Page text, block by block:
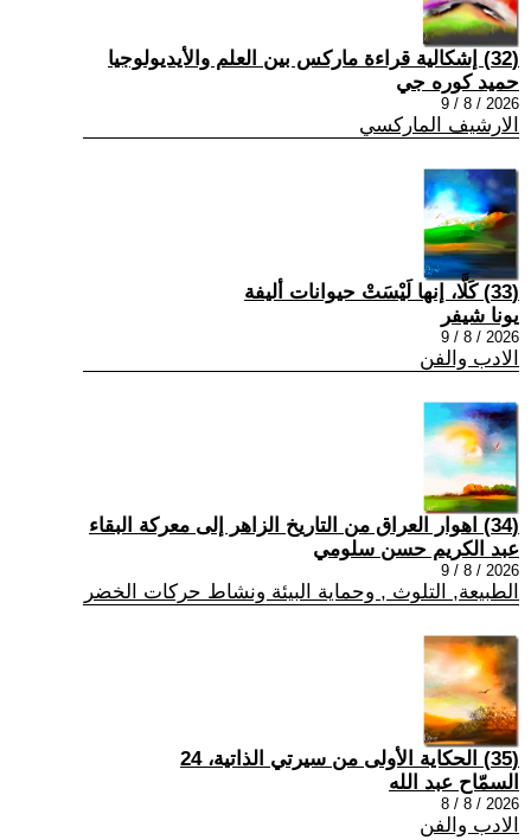
(32) إشكالية قراءة ماركس بين العلم والأيديولوجيا
حميد كوره جي
2026 / 8 / 9
الارشيف الماركسي
(33) كَلَّا، إنها لَيْسَتْ حيوانات أليفة
يونا شيفر
2026 / 8 / 9
الادب والفن
(34) اهوار العراق من التاريخ الزاهر إلى معركة البقاء
عبد الكريم حسن سلومي
2026 / 8 / 9
الطبيعة, التلوث , وحماية البيئة ونشاط حركات الخضر
(35) الحكاية الأولى من سيرتي الذاتية، 24
السمّاح عبد الله
2026 / 8 / 8
الادب والفن